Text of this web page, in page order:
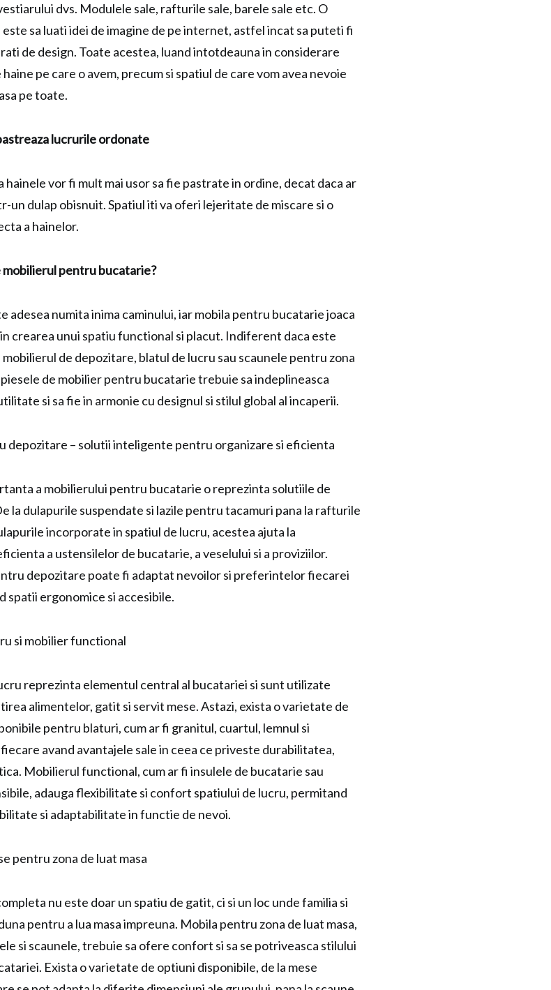
dvs. Modulele sale, rafturile sale, barele sale etc. O
sa luati idei de imagine de pe internet, astfel incat sa puteti fi
de design. Toate acestea, luand intotdeauna in considerare
pe care o avem, precum si spatiul de care vom avea nevoie
pe toate.
lucrurile ordonate
hainele vor fi mult mai usor sa fie pastrate in ordine, decat daca ar
un dulap obisnuit. Spatiul iti va oferi lejeritate de miscare si o
a hainelor.
mobilierul pentru bucatarie?
adesea numita inima caminului, iar mobila pentru bucatarie joaca
crearea unui spatiu functional si placut. Indiferent daca este
de depozitare, blatul de lucru sau scaunele pentru zona
piesele de mobilier pentru bucatarie trebuie sa indeplineasca
si sa fie in armonie cu designul si stilul global al incaperii.
depozitare – solutii inteligente pentru organizare si eficienta
a mobilierului pentru bucatarie o reprezinta solutiile de
la dulapurile suspendate si lazile pentru tacamuri pana la rafturile
incorporate in spatiul de lucru, acestea ajuta la
a ustensilelor de bucatarie, a veselului si a proviziilor.
depozitare poate fi adaptat nevoilor si preferintelor fiecarei
spatii ergonomice si accesibile.
si mobilier functional
reprezinta elementul central al bucatariei si sunt utilizate
alimentelor, gatit si servit mese. Astazi, exista o varietate de
pentru blaturi, cum ar fi granitul, cuartul, lemnul si
avand avantajele sale in ceea ce priveste durabilitatea,
Mobilierul functional, cum ar fi insulele de bucatarie sau
adauga flexibilitate si confort spatiului de lucru, permitand
si adaptabilitate in functie de nevoi.
pentru zona de luat masa
nu este doar un spatiu de gatit, ci si un loc unde familia si
pentru a lua masa impreuna. Mobila pentru zona de luat masa,
si scaunele, trebuie sa ofere confort si sa se potriveasca stilului
Exista o varietate de optiuni disponibile, de la mese